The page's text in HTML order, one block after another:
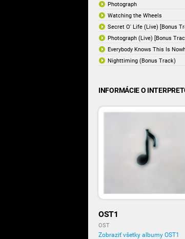
Photograph
Watching the Wheels
Secret O' Life (Live) [Bonus
Photograph (Live) [Bonus
Everybody Knows This Is
Nighttiming (Bonus Track)
INFORMÁCIE O
OST1
OST
Zobraziť všetky albumy OST1